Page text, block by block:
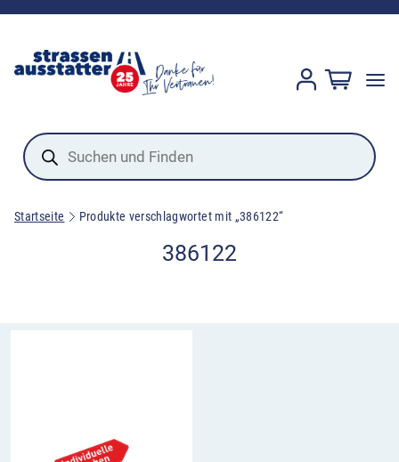
Products
search
Startseite Produkte verschlagwortet mit „386122“
386122